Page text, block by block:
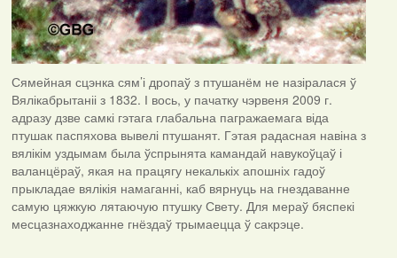
Сямейная сцэнка сям’і дропаў з птушанём не назіралася ў
Вялікабрытаніі з 1832. І вось, у пачатку чэрвеня 2009 г.
адразу дзве самкі гэтага глабальна пагражаемага віда
птушак паспяхова вывелі птушанят. Гэтая радасная навіна з
вялікім уздымам была ўспрынята камандай навукоўцаў і
валанцёраў, якая на працягу некалькіх апошніх гадоў
прыкладае вялікія намаганні, каб вярнуць на гнездаванне
самую цяжкую лятаючую птушку Свету. Для мераў бяспекі
месцазнаходжанне гнёздаў трымаецца ў сакрэце.